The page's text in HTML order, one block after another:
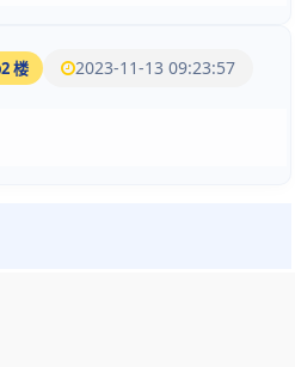
2 楼 2023-11-13 09:23:57